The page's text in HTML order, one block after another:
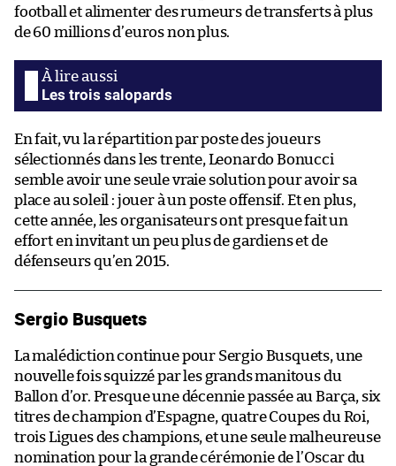
football et alimenter des rumeurs de transferts à plus
de 60 millions d’euros non plus.
Les trois salopards
En fait, vu la répartition par poste des joueurs
sélectionnés dans les trente, Leonardo Bonucci
semble avoir une seule vraie solution pour avoir sa
place au soleil : jouer à un poste offensif. Et en plus,
cette année, les organisateurs ont presque fait un
effort en invitant un peu plus de gardiens et de
défenseurs qu’en 2015.
Sergio Busquets
La malédiction continue pour Sergio Busquets, une
nouvelle fois squizzé par les grands manitous du
Ballon d’or. Presque une décennie passée au Barça, six
titres de champion d’Espagne, quatre Coupes du Roi,
trois Ligues des champions, et une seule malheureuse
nomination pour la grande cérémonie de l’Oscar du